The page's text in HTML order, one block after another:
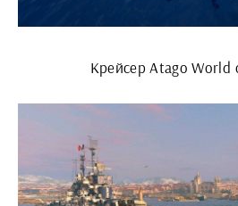
Крейсер Atago World